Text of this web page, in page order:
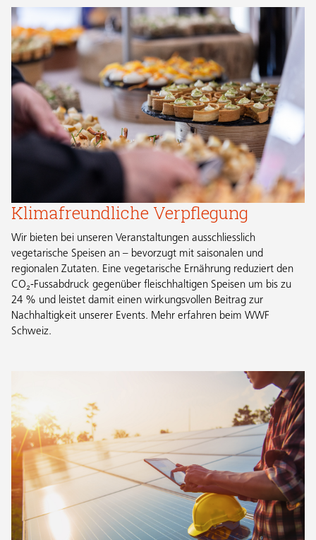
Klimafreundliche Verpflegung
Wir bieten bei unseren Veranstaltungen ausschliesslich
vegetarische Speisen an – bevorzugt mit saisonalen und
regionalen Zutaten. Eine vegetarische Ernährung reduziert den
CO₂-Fussabdruck gegenüber fleischhaltigen Speisen um bis zu
24 % und leistet damit einen wirkungsvollen Beitrag zur
Nachhaltigkeit unserer Events. Mehr erfahren beim WWF
Schweiz.